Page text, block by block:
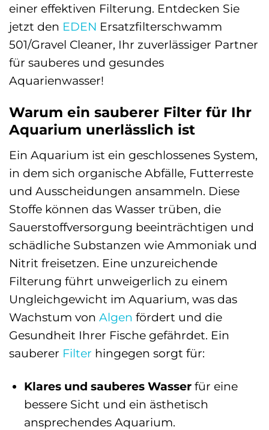
einer effektiven Filterung. Entdecken Sie
jetzt den EDEN Ersatzfilterschwamm
501/Gravel Cleaner, Ihr zuverlässiger Partner
für sauberes und gesundes
Aquarienwasser!
Warum ein sauberer Filter für Ihr
Aquarium unerlässlich ist
Ein Aquarium ist ein geschlossenes System,
in dem sich organische Abfälle, Futterreste
und Ausscheidungen ansammeln. Diese
Stoffe können das Wasser trüben, die
Sauerstoffversorgung beeinträchtigen und
schädliche Substanzen wie Ammoniak und
Nitrit freisetzen. Eine unzureichende
Filterung führt unweigerlich zu einem
Ungleichgewicht im Aquarium, was das
Wachstum von Algen fördert und die
Gesundheit Ihrer Fische gefährdet. Ein
sauberer Filter hingegen sorgt für:
Klares und sauberes Wasserfür eine
bessere Sicht und ein ästhetisch
ansprechendes Aquarium.